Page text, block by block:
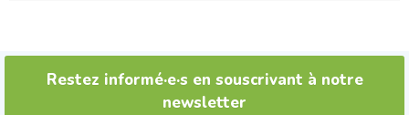
Restez informé·e·s en souscrivant à notre
newsletter